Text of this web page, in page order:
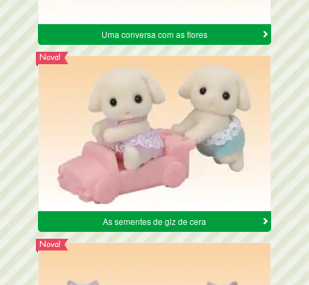
Uma conversa com as flores
Nova!
As sementes de giz de cera
Nova!